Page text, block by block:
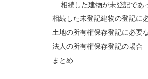
相続した建物が未登記であ
相続した未登記建物の登記に
土地の所有権保存登記に必要
法人の所有権保存登記の場合
まとめ